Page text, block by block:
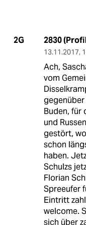
2G 2830
13.11.2017,
Ach,
vom
Buden, für
und
gestört,
schon
haben.
Schulzs
Florian
Spreeufer
Eintritt
welcome.
sich über